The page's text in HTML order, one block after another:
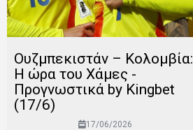
Ουζμπεκιστάν – Κολομβία:
Η ώρα του Χάμες -
Προγνωστικά by Kingbet
(17/6)
17/06/2026